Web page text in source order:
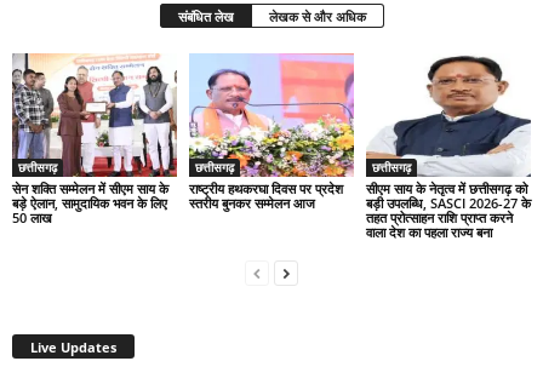
संबंधित लेख लेखक से और अधिक
छत्तीसगढ़
सेन शक्ति सम्मेलन में सीएम साय के
बड़े ऐलान, सामुदायिक भवन के लिए
50 लाख
छत्तीसगढ़
राष्ट्रीय हथकरघा दिवस पर प्रदेश
स्तरीय बुनकर सम्मेलन आज
छत्तीसगढ़
सीएम साय के नेतृत्व में छत्तीसगढ़ को
बड़ी उपलब्धि, SASCI 2026-27 के
तहत प्रोत्साहन राशि प्राप्त करने
वाला देश का पहला राज्य बना
Live Updates